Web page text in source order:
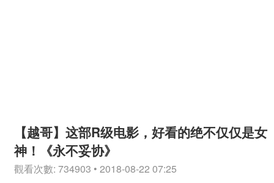
【越哥】这部R级电影，好看的绝不仅仅是女
神！《永不妥协》
觀看次數: 734903 • 2018-08-22 07:25